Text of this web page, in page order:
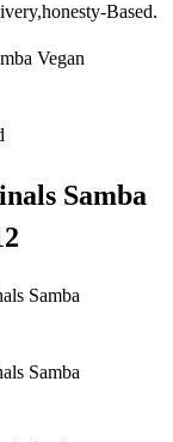
Based.
Samba